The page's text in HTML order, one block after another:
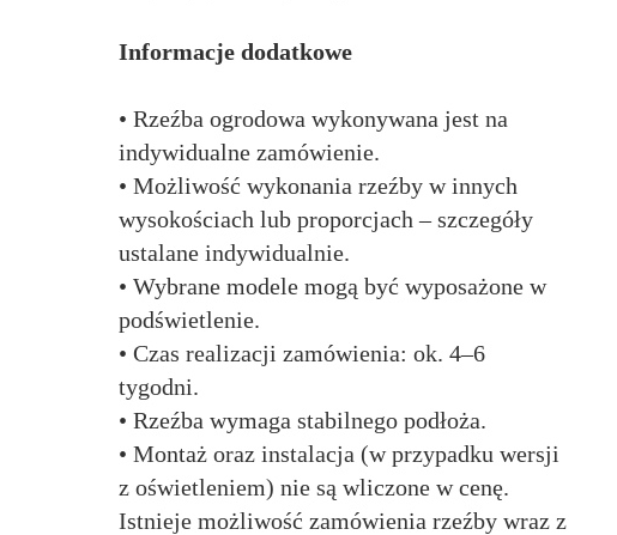
Informacje dodatkowe
• Rzeźba ogrodowa wykonywana jest na
indywidualne zamówienie.
• Możliwość wykonania rzeźby w innych
wysokościach lub proporcjach – szczegóły
ustalane indywidualnie.
• Wybrane modele mogą być wyposażone w
podświetlenie.
• Czas realizacji zamówienia: ok. 4–6
tygodni.
• Rzeźba wymaga stabilnego podłoża.
• Montaż oraz instalacja (w przypadku wersji
z oświetleniem) nie są wliczone w cenę.
Istnieje możliwość zamówienia rzeźby wraz z